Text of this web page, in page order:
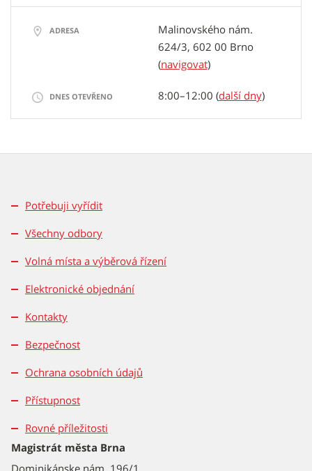
ADRESA
Malinovského nám.
624/3, 602 00 Brno
(navigovat)
DNES OTEVŘENO 8:00–12:00 (další dny)
Potřebuji vyřídit
Všechny odbory
Volná místa a výběrová řízení
Elektronické objednání
Kontakty
Bezpečnost
Ochrana osobních údajů
Přístupnost
Rovné příležitosti
Magistrát města Brna
Dominikánske nám. 196/1